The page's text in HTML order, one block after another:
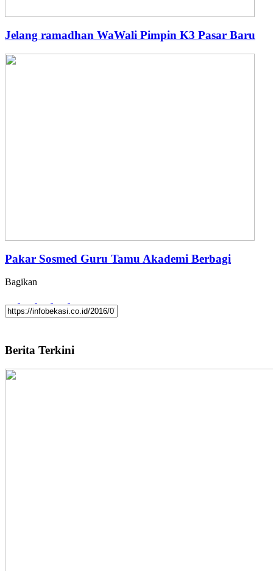
Jelang ramadhan WaWali Pimpin K3 Pasar Baru
Pakar Sosmed Guru Tamu Akademi Berbagi
Bagikan
Berita Terkini